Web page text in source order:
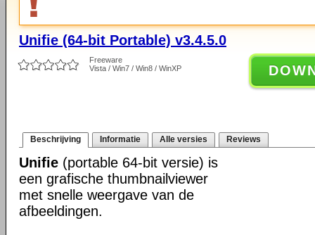
Unifie (64-bit Portable) v3.4.5.0
Freeware
Vista / Win7 / Win8 / WinXP
Beschrijving Informatie Alle versies Reviews
Unifie (portable 64-bit versie) is
een grafische thumbnailviewer
met snelle weergave van de
afbeeldingen.